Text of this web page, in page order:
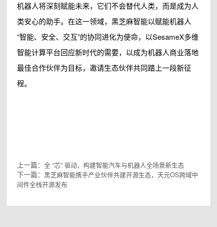
机器人将深刻赋能未来，它们不会替代人类，而是成为人
类安心的助手。在这一领域，黑芝麻智能以赋能机器人
“智能、安全、交互”的协同进化为使命，以SesameX多维
智能计算平台回应新时代的需要，以成为机器人商业落地
最佳合作伙伴为目标，邀请生态伙伴共同踏上一段新征
程。
上一篇： 全 “芯” 驱动，构建智能汽车与机器人全场景新生态
下一篇： 黑芝麻智能携手产业伙伴共建开源生态，天元OS跨域中
间件全栈开源发布